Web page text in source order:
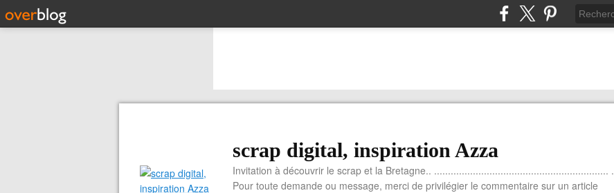
scrap digital, inspiration Azza
Invitation à découvrir le scrap et la Bretagne.. ............................................................... .
Pour toute demande ou message, merci de privilégier le commentaire sur un article